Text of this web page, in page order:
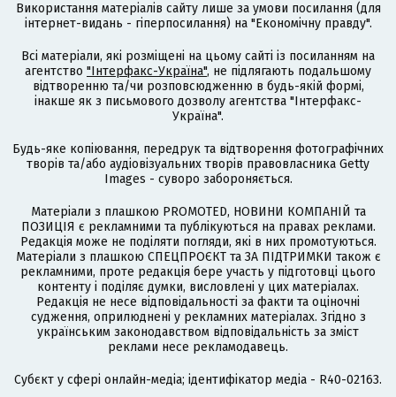
Використання матеріалів сайту лише за умови посилання (для
інтернет-видань - гіперпосилання) на "Економічну правду".
Всі матеріали, які розміщені на цьому сайті із посиланням на
агентство "Інтерфакс-Україна", не підлягають подальшому
відтворенню та/чи розповсюдженню в будь-якій формі,
інакше як з письмового дозволу агентства "Інтерфакс-
Україна".
Будь-яке копіювання, передрук та відтворення фотографічних
творів та/або аудіовізуальних творів правовласника Getty
Images - суворо забороняється.
Матеріали з плашкою PROMOTED, НОВИНИ КОМПАНІЙ та
ПОЗИЦІЯ є рекламними та публікуються на правах реклами.
Редакція може не поділяти погляди, які в них промотуються.
Матеріали з плашкою СПЕЦПРОЄКТ та ЗА ПІДТРИМКИ також є
рекламними, проте редакція бере участь у підготовці цього
контенту і поділяє думки, висловлені у цих матеріалах.
Редакція не несе відповідальності за факти та оціночні
судження, оприлюднені у рекламних матеріалах. Згідно з
українським законодавством відповідальність за зміст
реклами несе рекламодавець.
Cубєкт у сфері онлайн-медіа; ідентифікатор медіа - R40-02163.